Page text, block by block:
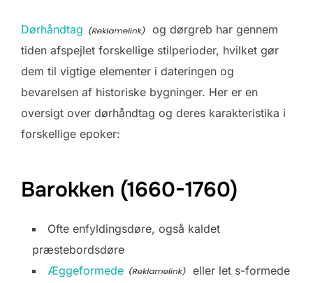
Dørhåndtag
og dørgreb har gennem
tiden afspejlet forskellige stilperioder, hvilket gør
dem til vigtige elementer i dateringen og
bevarelsen af historiske bygninger. Her er en
oversigt over dørhåndtag og deres karakteristika i
forskellige epoker:
Barokken (1660-1760)
Ofte enfyldingsdøre, også kaldet
præstebordsdøre
Æggeformede
eller let s-formede